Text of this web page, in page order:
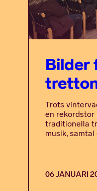
Bilder
Trots
en rekordstor
traditionella
musik, samtal
06 JANUARI